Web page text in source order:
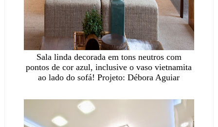
Sala linda decorada em tons neutros com
pontos de cor azul, inclusive o vaso vietnamita
ao lado do sofá! Projeto: Débora Aguiar